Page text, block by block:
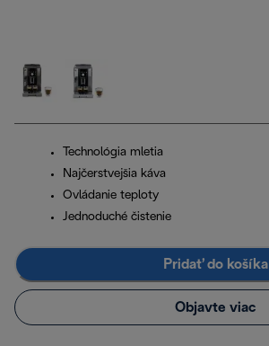
Technológia mletia
Najčerstvejšia káva
Ovládanie teploty
Jednoduché čistenie
Pridať do košíka
Objavte viac